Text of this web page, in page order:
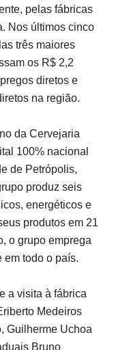
pelas fábricas
Nos últimos cinco
três maiores
os R$ 2,2
diretos e
na região.
da Cervejaria
100% nacional
de Petrópolis,
produz seis
energéticos e
produtos em 21
o grupo emprega
em todo o país.
a visita à fábrica
Medeiros
Guilherme Uchoa
Bruno